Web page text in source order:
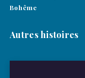
Bohême
Autres histoires